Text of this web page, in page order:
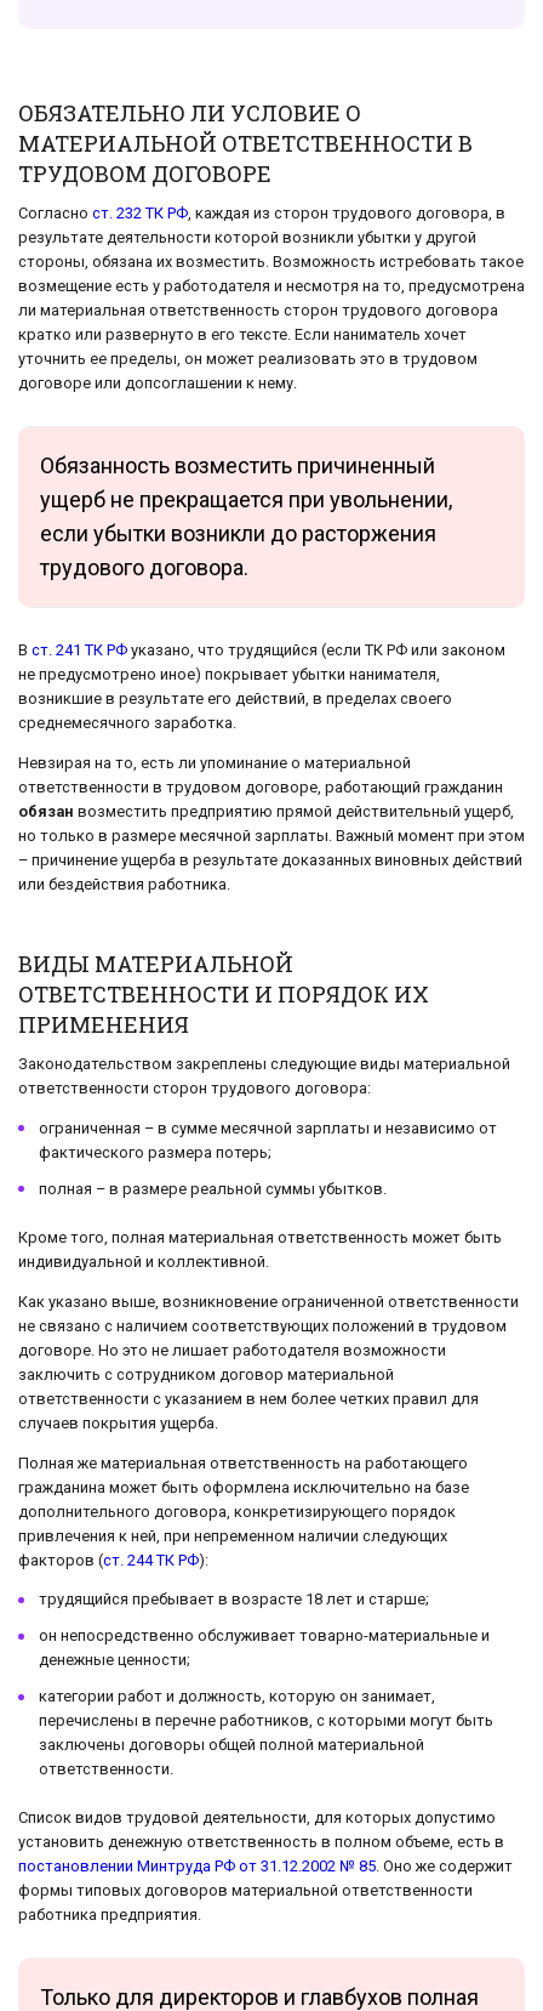
ОБЯЗАТЕЛЬНО ЛИ УСЛОВИЕ О
МАТЕРИАЛЬНОЙ ОТВЕТСТВЕННОСТИ В
ТРУДОВОМ ДОГОВОРЕ
Согласно ст. 232 ТК РФ, каждая из сторон трудового договора, в
результате деятельности которой возникли убытки у другой
стороны, обязана их возместить. Возможность истребовать такое
возмещение есть у работодателя и несмотря на то, предусмотрена
ли материальная ответственность сторон трудового договора
кратко или развернуто в его тексте. Если наниматель хочет
уточнить ее пределы, он может реализовать это в трудовом
договоре или допсоглашении к нему.
Обязанность возместить причиненный
ущерб не прекращается при увольнении,
если убытки возникли до расторжения
трудового договора.
В ст. 241 ТК РФ указано, что трудящийся (если ТК РФ или законом
не предусмотрено иное) покрывает убытки нанимателя,
возникшие в результате его действий, в пределах своего
среднемесячного заработка.
Невзирая на то, есть ли упоминание о материальной
ответственности в трудовом договоре, работающий гражданин
обязан возместить предприятию прямой действительный ущерб,
но только в размере месячной зарплаты. Важный момент при этом
– причинение ущерба в результате доказанных виновных действий
или бездействия работника.
ВИДЫ МАТЕРИАЛЬНОЙ
ОТВЕТСТВЕННОСТИ И ПОРЯДОК ИХ
ПРИМЕНЕНИЯ
Законодательством закреплены следующие виды материальной
ответственности сторон трудового договора:
ограниченная – в сумме месячной зарплаты и независимо от
фактического размера потерь;
полная – в размере реальной суммы убытков.
Кроме того, полная материальная ответственность может быть
индивидуальной и коллективной.
Как указано выше, возникновение ограниченной ответственности
не связано с наличием соответствующих положений в трудовом
договоре. Но это не лишает работодателя возможности
заключить с сотрудником договор материальной
ответственности с указанием в нем более четких правил для
случаев покрытия ущерба.
Полная же материальная ответственность на работающего
гражданина может быть оформлена исключительно на базе
дополнительного договора, конкретизирующего порядок
привлечения к ней, при непременном наличии следующих
факторов (ст. 244 ТК РФ):
трудящийся пребывает в возрасте 18 лет и старше;
он непосредственно обслуживает товарно-материальные и
денежные ценности;
категории работ и должность, которую он занимает,
перечислены в перечне работников, с которыми могут быть
заключены договоры общей полной материальной
ответственности.
Список видов трудовой деятельности, для которых допустимо
установить денежную ответственность в полном объеме, есть в
постановлении Минтруда РФ от 31.12.2002 № 85. Оно же содержит
формы типовых договоров материальной ответственности
работника предприятия.
Только для директоров и главбухов полная